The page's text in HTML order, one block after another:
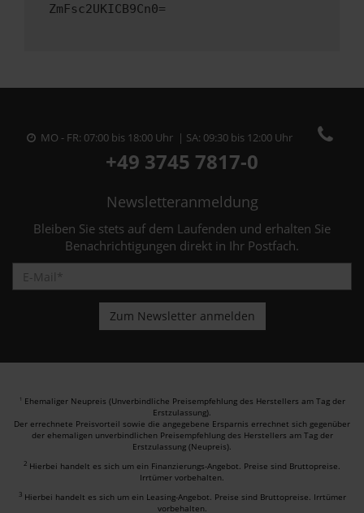
ZmFsc2UKICB9Cn0=
MO - FR: 07:00 bis 18:00 Uhr | SA: 09:30 bis 12:00 Uhr
+49 3745 7817-0
Newsletteranmeldung
Bleiben Sie stets auf dem Laufenden und erhalten Sie
Benachrichtigungen direkt in Ihr Postfach.
1 Ehemaliger Neupreis (Unverbindliche Preisempfehlung des Herstellers am Tag der
Erstzulassung).
Der errechnete Preisvorteil sowie die angegebene Ersparnis errechnet sich gegenüber
der ehemaligen unverbindlichen Preisempfehlung des Herstellers am Tag der
Erstzulassung (Neupreis).
2 Hierbei handelt es sich um ein Finanzierungs-Angebot. Preise sind Bruttopreise.
Irrtümer vorbehalten.
3 Hierbei handelt es sich um ein Leasing-Angebot. Preise sind Bruttopreise. Irrtümer
vorbehalten.